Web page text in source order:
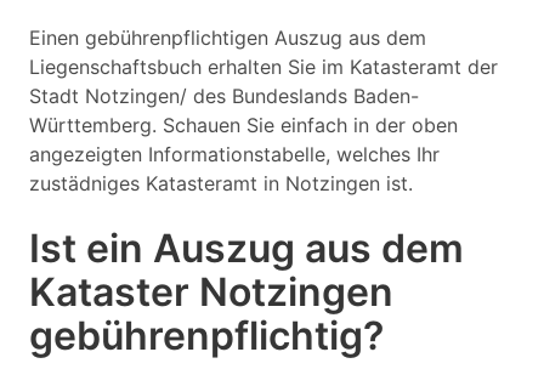
Einen gebührenpflichtigen Auszug aus dem
Liegenschaftsbuch erhalten Sie im Katasteramt der
Stadt Notzingen/ des Bundeslands Baden-
Württemberg. Schauen Sie einfach in der oben
angezeigten Informationstabelle, welches Ihr
zustädniges Katasteramt in Notzingen ist.
Ist ein Auszug aus dem
Kataster Notzingen
gebührenpflichtig?